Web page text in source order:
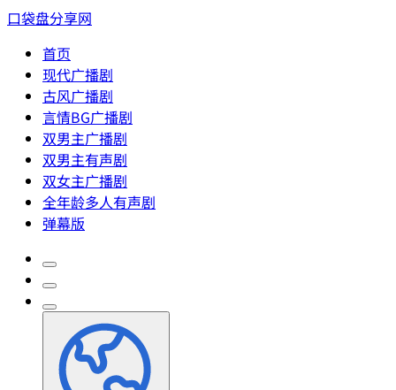
口袋盘分享网
首页
现代广播剧
古风广播剧
言情BG广播剧
双男主广播剧
双男主有声剧
双女主广播剧
全年龄多人有声剧
弹幕版